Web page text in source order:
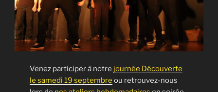
Venez participer à notre journée Découverte
le samedi 19 septembre ou retrouvez-nous